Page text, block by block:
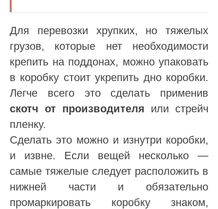
Для перевозки хрупких, но тяжелых
грузов, которые нет необходимости
крепить на поддонах, можно упаковать
в коробку стоит укрепить дно коробки.
Легче всего это сделать применив
скотч от производителя или стрейч
пленку.
Сделать это можно и изнутри коробки,
и извне. Если вещей несколько —
самые тяжелые следует расположить в
нижней части и обязательно
промаркировать коробку знаком,